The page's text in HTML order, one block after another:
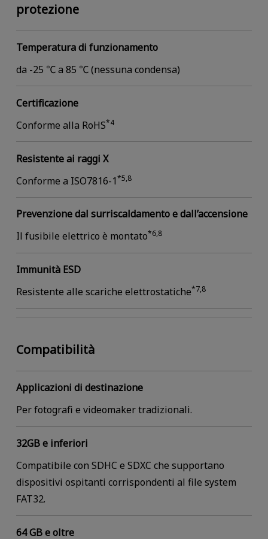
protezione
Temperatura di funzionamento
da -25 ℃ a 85 ℃ (nessuna condensa)
Certificazione
Conforme alla RoHS*4
Resistente ai raggi X
Conforme a ISO7816-1*5,8
Prevenzione dal surriscaldamento e dall’accensione
Il fusibile elettrico è montato*6,8
Immunità ESD
Resistente alle scariche elettrostatiche*7,8
Compatibilità
Applicazioni di destinazione
Per fotografi e videomaker tradizionali.
32GB e inferiori
Compatibile con SDHC e SDXC che supportano
dispositivi ospitanti corrispondenti al file system
FAT32.
64 GB e oltre